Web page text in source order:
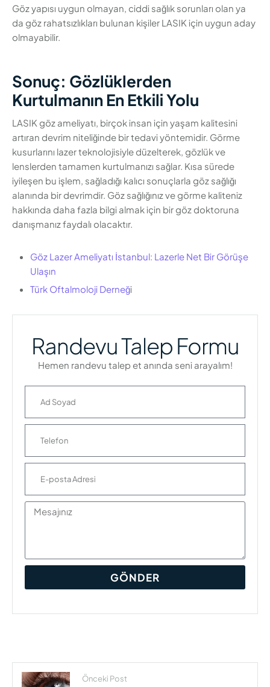
Göz yapısı uygun olmayan, ciddi sağlık sorunları olan ya
da göz rahatsızlıkları bulunan kişiler LASIK için uygun aday
olmayabilir.
Sonuç: Gözlüklerden
Kurtulmanın En Etkili Yolu
LASIK göz ameliyatı, birçok insan için yaşam kalitesini
artıran devrim niteliğinde bir tedavi yöntemidir. Görme
kusurlarını lazer teknolojisiyle düzelterek, gözlük ve
lenslerden tamamen kurtulmanızı sağlar. Kısa sürede
iyileşen bu işlem, sağladığı kalıcı sonuçlarla göz sağlığı
alanında bir devrimdir. Göz sağlığınız ve görme kaliteniz
hakkında daha fazla bilgi almak için bir göz doktoruna
danışmanız faydalı olacaktır.
Göz Lazer Ameliyatı İstanbul: Lazerle Net Bir Görüşe
Ulaşın
Türk Oftalmoloji Derneği
Randevu Talep Formu
Hemen randevu talep et anında seni arayalım!
GÖNDER
Önceki Post